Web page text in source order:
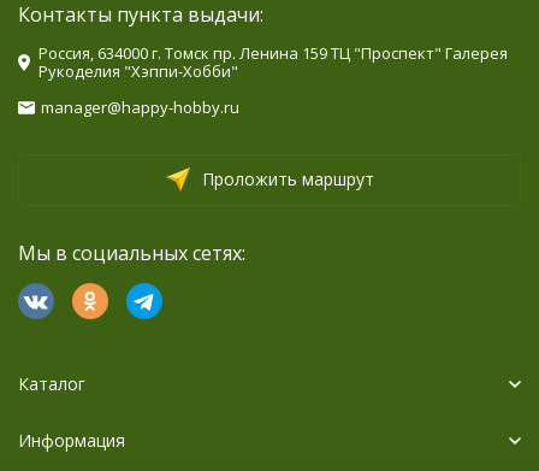
Контакты пункта выдачи:
Россия, 634000 г. Томск пр. Ленина 159 ТЦ "Проспект" Галерея
Рукоделия "Хэппи-Хобби"
manager@happy-hobby.ru
Проложить маршрут
Мы в социальных сетях:
Каталог
Информация